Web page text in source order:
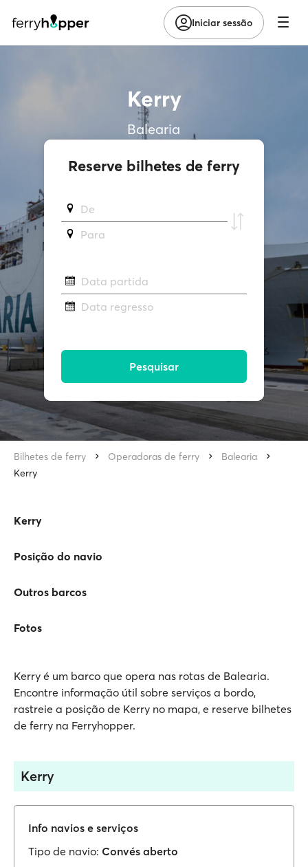
Iniciar sessão
Kerry
Balearia
Reserve bilhetes de ferry
De
Para
Data partida
Data regresso
Pesquisar
Bilhetes de ferry Operadoras de ferry
Balearia
Kerry
Kerry
Posição do navio
Outros barcos
Fotos
Kerry é um barco que opera nas rotas de Balearia.
Encontre informação útil sobre serviços a bordo,
rastreie a posição de Kerry no mapa, e reserve bilhetes
de ferry na Ferryhopper.
Kerry
Info navios e serviços
Tipo de navio: Convés aberto